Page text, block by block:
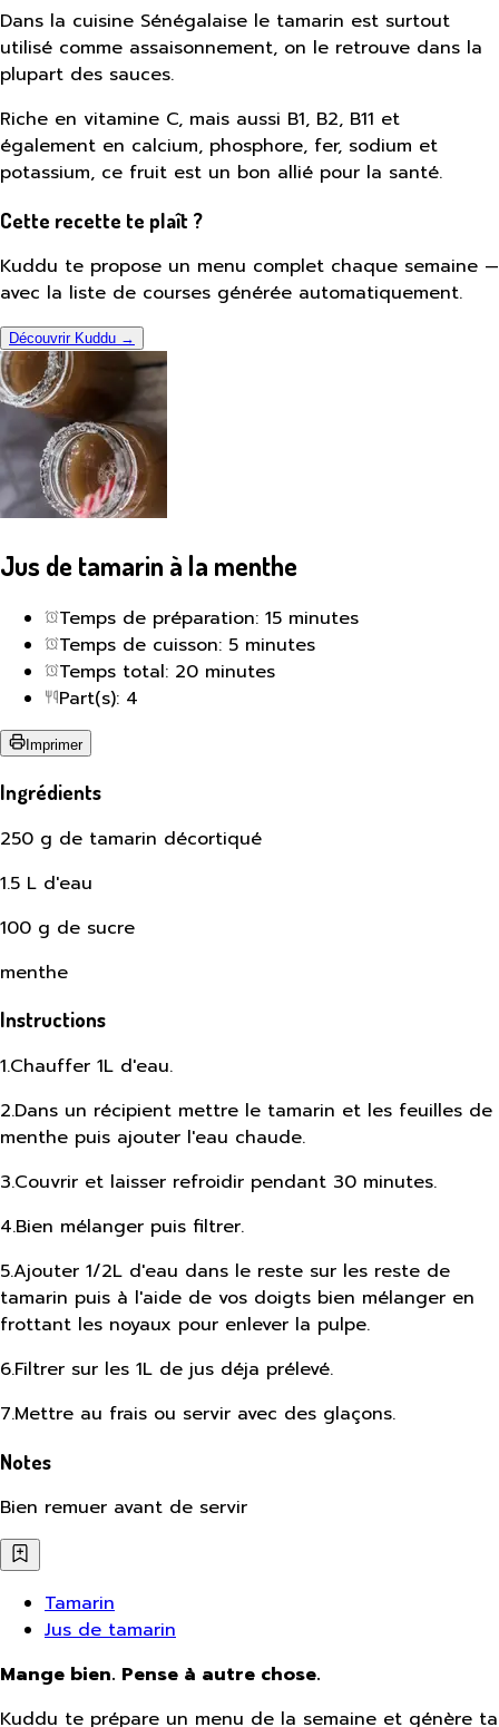
Dans la cuisine Sénégalaise le tamarin est surtout
utilisé comme assaisonnement, on le retrouve dans la
plupart des sauces.
Riche en vitamine C, mais aussi B1, B2, B11 et
également en calcium, phosphore, fer, sodium et
potassium, ce fruit est un bon allié pour la santé.
Cette recette te plaît ?
Kuddu te propose un menu complet chaque semaine —
avec la liste de courses générée automatiquement.
Découvrir Kuddu →
Jus de tamarin à la menthe
Temps de préparation: 15 minutes
Temps de cuisson: 5 minutes
Temps total: 20 minutes
Part(s): 4
Imprimer
Ingrédients
250 g de tamarin décortiqué
1.5 L d'eau
100 g de sucre
menthe
Instructions
1.Chauffer 1L d'eau.
2.Dans un récipient mettre le tamarin et les feuilles de
menthe puis ajouter l'eau chaude.
3.Couvrir et laisser refroidir pendant 30 minutes.
4.Bien mélanger puis filtrer.
5.Ajouter 1/2L d'eau dans le reste sur les reste de
tamarin puis à l'aide de vos doigts bien mélanger en
frottant les noyaux pour enlever la pulpe.
6.Filtrer sur les 1L de jus déja prélevé.
7.Mettre au frais ou servir avec des glaçons.
Notes
Bien remuer avant de servir
Tamarin
Jus de tamarin
Mange bien. Pense à autre chose.
Kuddu te prépare un menu de la semaine et génère ta